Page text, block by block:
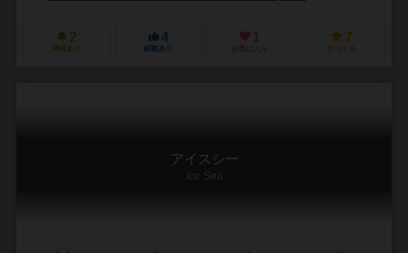
2
興味あり
4
経験あり
1
お気に入り
7
持ってる
アイスシー
Ice Sea